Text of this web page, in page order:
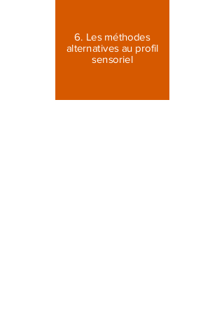
6. Les méthodes
alternatives au profil
sensoriel